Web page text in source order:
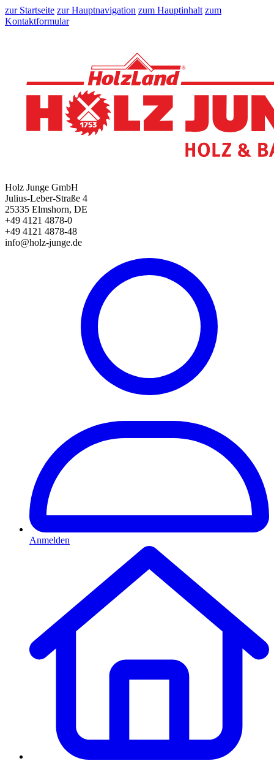
zur Startseite zur Hauptnavigation zum Hauptinhalt zum
Kontaktformular
Holz Junge GmbH
Julius-Leber-Straße 4
25335 Elmshorn, DE
+49 4121 4878-0
+49 4121 4878-48
info@holz-junge.de
Anmelden